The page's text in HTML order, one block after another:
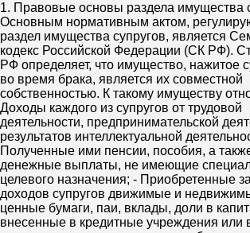
1. Правовые основы раздела имущества
Основным нормативным актом,
раздел имущества супругов, является
кодекс Российской Федерации (СК РФ).
РФ определяет, что имущество, нажитое
во время брака, является их совместной
собственностью. К такому имуществу
Доходы каждого из супругов от трудовой
деятельности, предпринимательской
результатов интеллектуальной
Полученные ими пенсии, пособия, а
денежные выплаты, не имеющие
целевого назначения; - Приобретенные
доходов супругов движимые и
ценные бумаги, паи, вклады, доли в
внесенные в кредитные учреждения или